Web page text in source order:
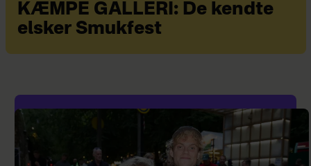
KÆMPE GALLERI: De kendte
elsker Smukfest